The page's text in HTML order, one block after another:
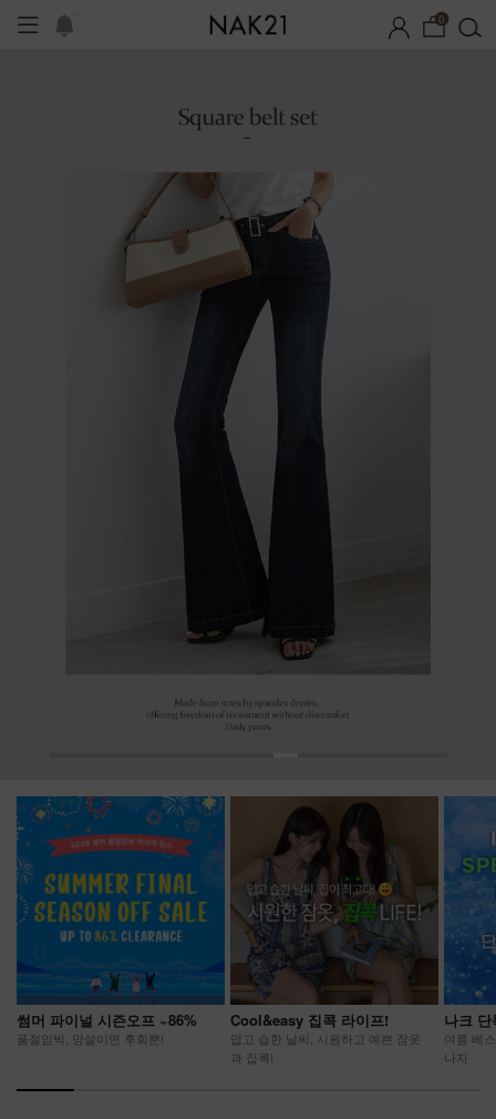
0
1+1 기획세트
썸머 파이널 시즌오프 ~86%
품절임박, 망설이면 후회뿐!
Cool&easy 집콕 라이프!
덥고 습한 날씨, 시원하고 예쁜 잠옷
과 집콕!
나크
여름 베
나자